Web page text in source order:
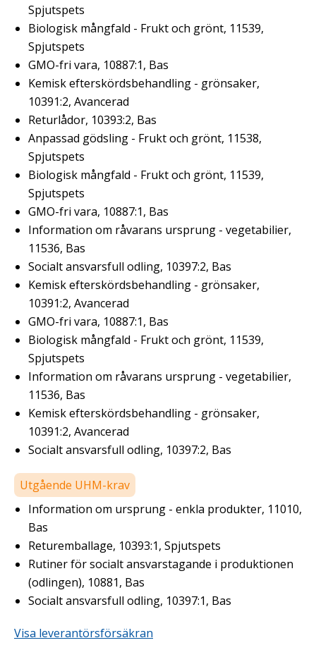
Spjutspets
Biologisk mångfald - Frukt och grönt, 11539,
Spjutspets
GMO-fri vara, 10887:1, Bas
Kemisk efterskördsbehandling - grönsaker,
10391:2, Avancerad
Returlådor, 10393:2, Bas
Anpassad gödsling - Frukt och grönt, 11538,
Spjutspets
Biologisk mångfald - Frukt och grönt, 11539,
Spjutspets
GMO-fri vara, 10887:1, Bas
Information om råvarans ursprung - vegetabilier,
11536, Bas
Socialt ansvarsfull odling, 10397:2, Bas
Kemisk efterskördsbehandling - grönsaker,
10391:2, Avancerad
GMO-fri vara, 10887:1, Bas
Biologisk mångfald - Frukt och grönt, 11539,
Spjutspets
Information om råvarans ursprung - vegetabilier,
11536, Bas
Kemisk efterskördsbehandling - grönsaker,
10391:2, Avancerad
Socialt ansvarsfull odling, 10397:2, Bas
Utgående UHM-krav
Information om ursprung - enkla produkter, 11010,
Bas
Returemballage, 10393:1, Spjutspets
Rutiner för socialt ansvarstagande i produktionen
(odlingen), 10881, Bas
Socialt ansvarsfull odling, 10397:1, Bas
Visa leverantörsförsäkran